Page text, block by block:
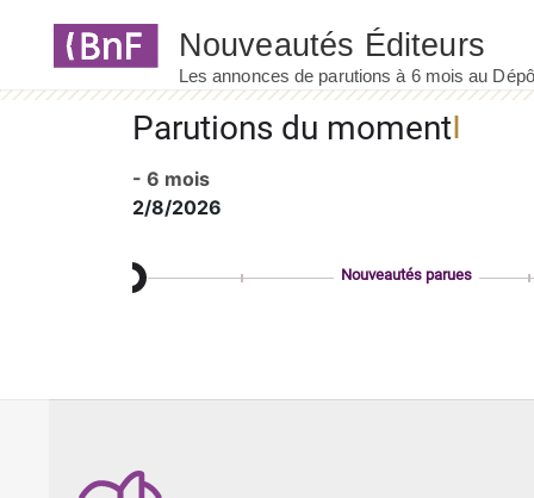
Parutions du moment
- 6 mois
2/8/2026
Nouveautés parues